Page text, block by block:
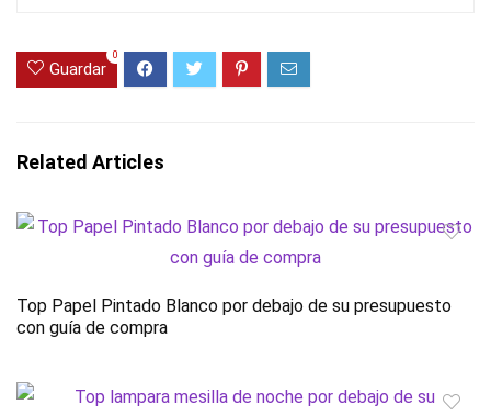
Guardar
0
Related Articles
Top Papel Pintado Blanco por debajo de su presupuesto
con guía de compra